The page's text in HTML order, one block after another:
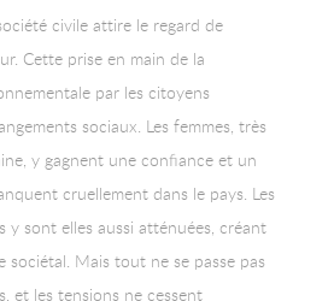
civile attire le regard de
Cette prise en main de la
par les citoyens
sociaux. Les femmes, très
y gagnent une confiance et un
cruellement dans le pays. Les
y sont elles aussi atténuées, créant
Mais tout ne se passe pas
et les tensions ne cessent